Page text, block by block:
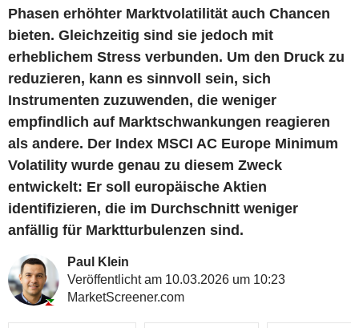
Phasen erhöhter Marktvolatilität auch Chancen
bieten. Gleichzeitig sind sie jedoch mit
erheblichem Stress verbunden. Um den Druck zu
reduzieren, kann es sinnvoll sein, sich
Instrumenten zuzuwenden, die weniger
empfindlich auf Marktschwankungen reagieren
als andere. Der Index MSCI AC Europe Minimum
Volatility wurde genau zu diesem Zweck
entwickelt: Er soll europäische Aktien
identifizieren, die im Durchschnitt weniger
anfällig für Marktturbulenzen sind.
Paul Klein
Veröffentlicht am 10.03.2026 um 10:23
MarketScreener.com